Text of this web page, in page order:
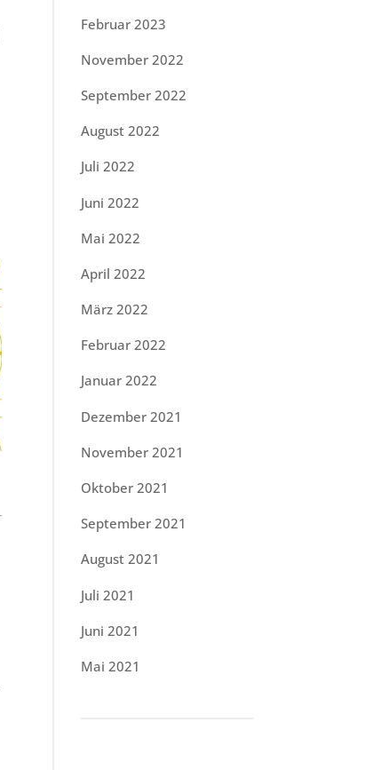
Februar 2023
November 2022
September 2022
August 2022
Juli 2022
Juni 2022
Mai 2022
April 2022
März 2022
Februar 2022
Januar 2022
Dezember 2021
November 2021
Oktober 2021
September 2021
August 2021
Juli 2021
Juni 2021
Mai 2021